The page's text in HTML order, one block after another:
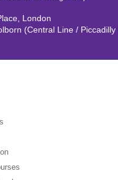
London
(Central Line / Piccadilly